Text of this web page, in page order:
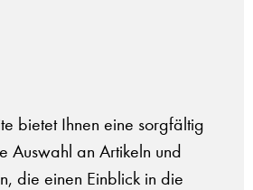
bietet Ihnen eine sorgfältig
Auswahl an Artikeln und
die einen Einblick in die